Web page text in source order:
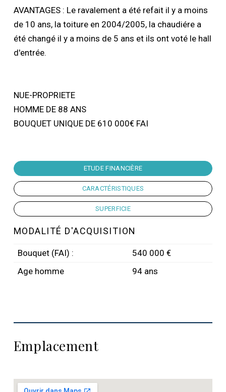
AVANTAGES : Le ravalement a été refait il y a moins
de 10 ans, la toiture en 2004/2005, la chaudiére a
été changé il y a moins de 5 ans et ils ont voté le hall
d'entrée.
NUE-PROPRIETE
HOMME DE 88 ANS
BOUQUET UNIQUE DE 610 000€ FAI
ETUDE FINANCIÈRE
CARACTÉRISTIQUES
SUPERFICIE
MODALITÉ D'ACQUISITION
Bouquet (FAI) :
540 000 €
Age homme
94 ans
Emplacement